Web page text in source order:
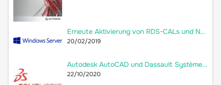
Erneute Aktivierung von RDS-CALs und Neuerstellung der Remotedesktop-Lizenzdatenbank
20/02/2019
Autodesk AutoCAD und Dassault Systèmes SolidWorks: Welche Unterschiede gibt es?
22/10/2020